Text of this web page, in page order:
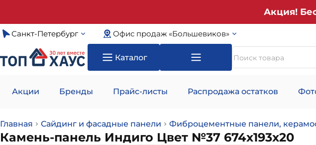
Акция!
Санкт-Петербург Офис продаж «Большевиков»
Каталог
Акции Бренды Прайс-листы Распродажа остатков
Главная Сайдинг и фасадные панели Фиброцементные панели,
Камень-панель Индиго Цвет №37 674х193х20